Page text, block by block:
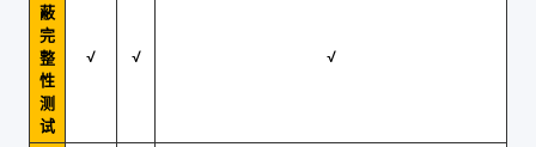
蔽
完
整
性
测
试
√ √ √